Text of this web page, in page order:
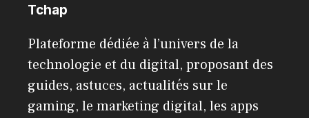
Tchap
Plateforme dédiée à l’univers de la
technologie et du digital, proposant des
guides, astuces, actualités sur le
gaming, le marketing digital, les apps